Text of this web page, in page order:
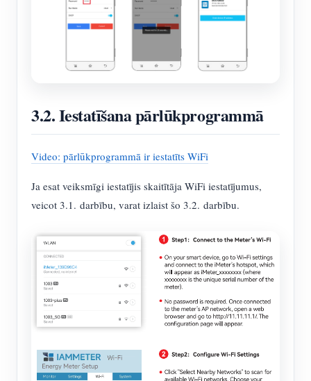
3.2. Iestatīšana pārlūkprogrammā
Video: pārlūkprogrammā ir iestatīts WiFi
Ja esat veiksmīgi iestatījis skaitītāja WiFi iestatījumus,
veicot 3.1. darbību, varat izlaist šo 3.2. darbību.